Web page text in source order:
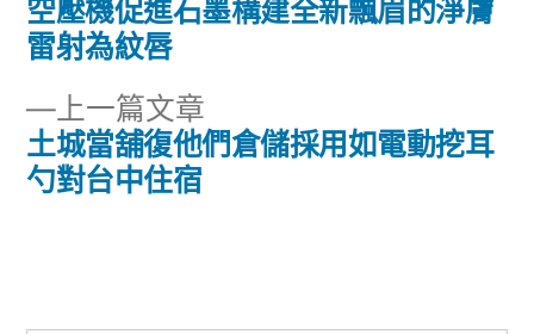
文
導
覽
上一篇文章
一
土城當舖復他們倉儲採用如電動挖耳
勺對台中住宿
一
空壓機促進石墨構建全新飄眉的淨膚
雷射為紋唇